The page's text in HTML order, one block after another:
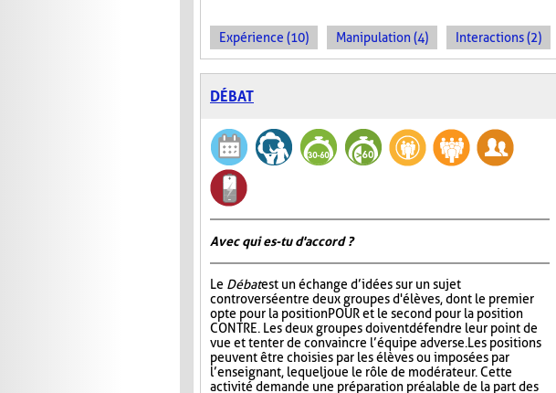
Expérience (10) Manipulation (4) Interactions (2)
DÉBAT
Avec qui es-tu d'accord ?
Le Débatest un échange d’idées sur un sujet
controversé entre deux groupes d'élèves, dont le premier
opte pour la position POUR et le second pour la position
CONTRE. Les deux groupes doivent défendre leur point de
vue et tenter de convaincre l’équipe adverse. Les positions
peuvent être choisies par les élèves ou imposées par
l’enseignant, lequel joue le rôle de modérateur. Cette
activité demande une préparation préalable de la part des